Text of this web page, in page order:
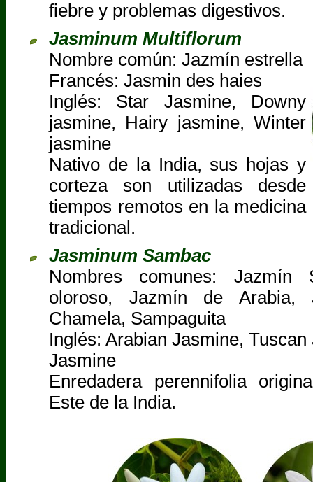
fiebre y problemas digestivos.
Jasminum Multiflorum
Nombre común: Jazmín estrella
Francés: Jasmin des haies
Inglés: Star Jasmine, Downy
jasmine, Hairy jasmine, Winter
jasmine
Nativo de la India, sus hojas y
corteza son utilizadas desde
tiempos remotos en la medicina
tradicional.
Jasminum Sambac
Nombres comunes: Jazmín
oloroso, Jazmín de Arabia,
Chamela, Sampaguita
Inglés: Arabian Jasmine,
Jasmine
Enredadera perennifolia
Este de la India.